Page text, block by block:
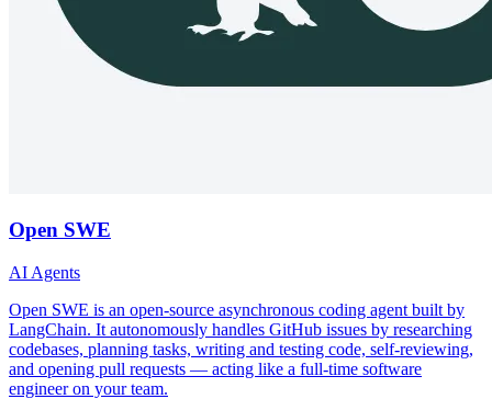
Open SWE
AI Agents
Open SWE is an open-source asynchronous coding agent built by
LangChain. It autonomously handles GitHub issues by researching
codebases, planning tasks, writing and testing code, self-reviewing,
and opening pull requests — acting like a full-time software
engineer on your team.